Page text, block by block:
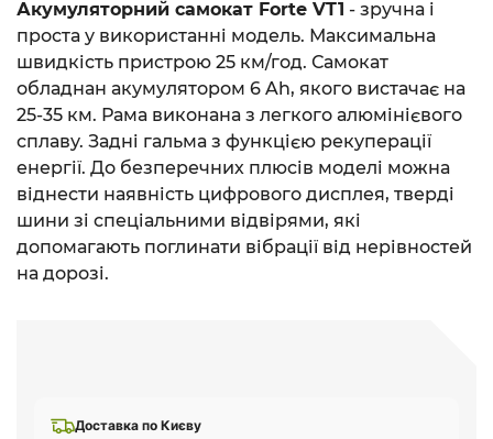
Доставка по Києву
Акумуляторний самокат Forte VT1 - зручна і
проста у використанні модель. Максимальна
швидкість пристрою 25 км/год. Самокат
обладнан акумулятором 6 Ah, якого вистачає на
25-35 км. Рама виконана з легкого алюмінієвого
сплаву. Задні гальма з функцією рекуперації
енергії. До безперечних плюсів моделі можна
віднести наявність цифрового дисплея, тверді
шини зі спеціальними відвірями, які
допомагають поглинати вібрації від нерівностей
на дорозі.